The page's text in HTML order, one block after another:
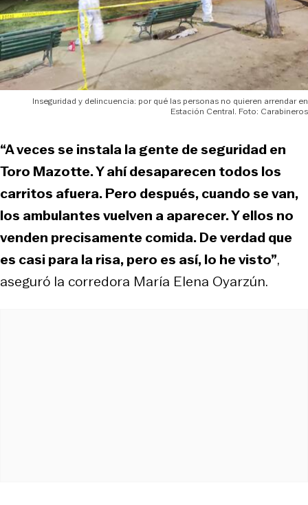
Inseguridad y delincuencia: por qué las personas no quieren arrendar en
Estación Central. Foto: Carabineros
“A veces se instala la gente de seguridad en
Toro Mazotte. Y ahí desaparecen todos los
carritos afuera. Pero después, cuando se van,
los ambulantes vuelven a aparecer. Y ellos no
venden precisamente comida. De verdad que
es casi para la risa, pero es así, lo he visto”,
aseguró la corredora María Elena Oyarzún.